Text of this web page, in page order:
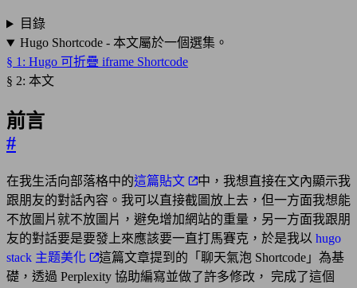
目錄
Hugo Shortcode - 本文屬於一個選集。
§ 1: Hugo 可折疊 iframe Shortcode
§ 2: 本文
前言
#
在我生活向部落格中的這篇貼文
中，我想直接在文內顯示我
跟朋友的對話內容。我可以直接截圖放上去，但一方面我想能
不放圖片就不放圖片，避免增加網站的重量，另一方面我跟朋
友的對話要是要發上來應該要一直打馬賽克，於是我以 hugo
stack 主题美化
這篇文章提到的「聊天氣泡 Shortcode」為基
礎，透過 Perplexity 協助編寫並做了許多修改， 完成了這個